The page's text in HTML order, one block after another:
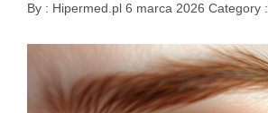
By : Hipermed.pl 6 marca 2026 Category :